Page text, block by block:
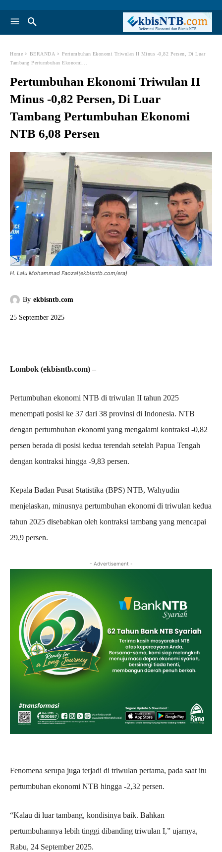
Home BERANDA
Pertumbuhan Ekonomi Triwulan II Minus -0,82 Persen, Di Luar
Tambang Pertumbuhan Ekonomi...
Pertumbuhan Ekonomi Triwulan II
Minus -0,82 Persen, Di Luar
Tambang Pertumbuhan Ekonomi
NTB 6,08 Persen
H. Lalu Mohammad Faozal(ekbisntb.com/era)
By ekbisntb.com
25 September 2025
Lombok (ekbisntb.com) –
Pertumbuhan ekonomi NTB di triwulan II tahun 2025
menempati posisi ke 37 dari 38 provinsi di Indonesia. NTB
dengan pertumbuhan ekonomi yang mengalami kontraksi -0,82
persen berada di posisi kedua terendah setelah Papua Tengah
dengan kontraksi hingga -9,83 persen.
Kepala Badan Pusat Statistika (BPS) NTB, Wahyudin
menjelaskan, minusnya pertumbuhan ekonomi di triwulan kedua
tahun 2025 disebabkan oleh kontraksi tambang yang mencapai
29,9 persen.
- Advertisement -
Fenomena serupa juga terjadi di triwulan pertama, pada saat itu
pertumbuhan ekonomi NTB hingga -2,32 persen.
“Kalau di luar tambang, kondisinya baik. Bahkan
pertumbuhannya lebih tinggi dibanding triwulan I,” ujarnya,
Rabu, 24 September 2025.